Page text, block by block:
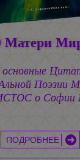
Матери
Поэзии
о Софии
ПОДРОБНЕЕ